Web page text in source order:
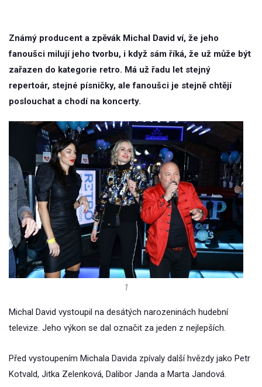
Známý producent a zpěvák Michal David ví, že jeho
fanoušci milují jeho tvorbu, i když sám říká, že už může být
zařazen do kategorie retro. Má už řadu let stejný
repertoár, stejné písničky, ale fanoušci je stejně chtějí
poslouchat a chodí na koncerty.
1
Michal David vystoupil na desátých narozeninách hudební
televize. Jeho výkon se dal označit za jeden z nejlepších.
Před vystoupením Michala Davida zpívaly další hvězdy jako Petr
Kotvald, Jitka Zelenková, Dalibor Janda a Marta Jandová.